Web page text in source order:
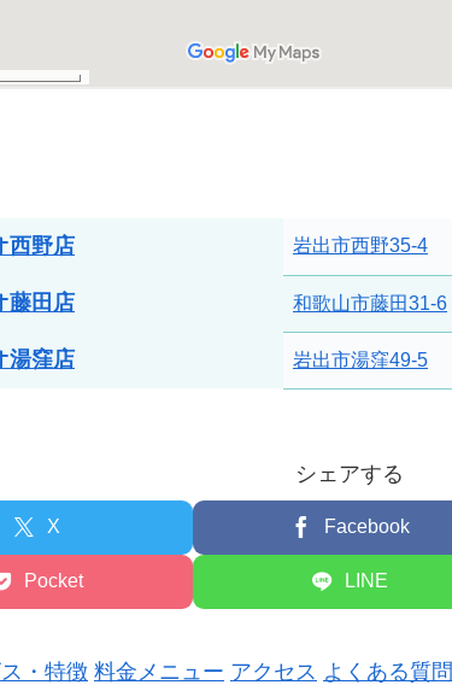
西野店 岩出市西野35-4
藤田店 和歌山市藤田31-6
湯窪店 岩出市湯窪49-5
シェアする
X Facebook
Pocket LINE
・特徴 料金メニュー アクセス よくある質問